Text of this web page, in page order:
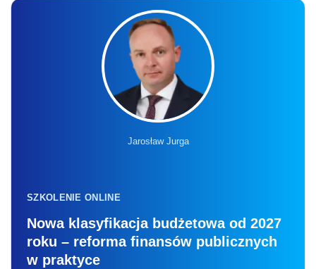
Jarosław Jurga
SZKOLENIE ONLINE
Nowa klasyfikacja budżetowa od 2027
roku – reforma finansów publicznych
w praktyce